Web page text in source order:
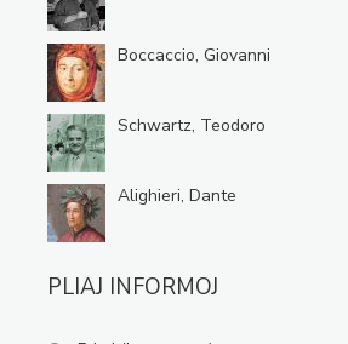
Boccaccio, Giovanni
Schwartz, Teodoro
Alighieri, Dante
PLIAJ INFORMOJ